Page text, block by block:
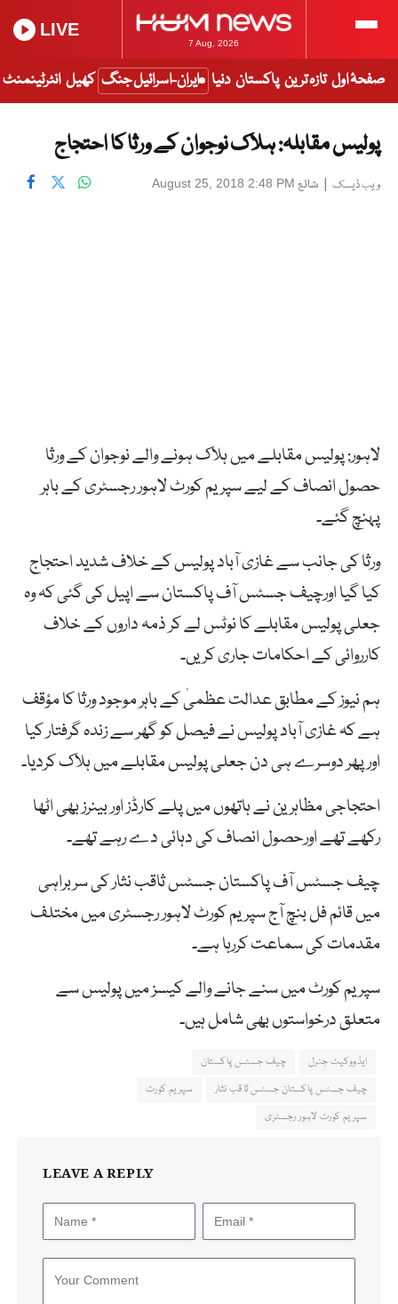
7 Aug, 2026
LIVE
صفحۂ اول تازہ ترین پاکستان دنیا ایران-اسرائیل جنگ کھیل انٹرٹینمنٹ
پولیس مقابلہ: ہلاک نوجوان کے ورثا کا احتجاج
ویب ڈیسک | شائع August 25, 2018 2:48 PM
لاہور: پولیس مقابلے میں ہلاک ہونے والے نوجوان کے ورثا
حصول انصاف کے لیے سپریم کورٹ لاہور رجسٹری کے باہر
پہنچ گئے۔
ورثا کی جانب سے غازی آباد پولیس کے خلاف شدید احتجاج
کیا گیا اورچیف جسٹس آف پاکستان سے اپیل کی گئی کہ وہ
جعلی پولیس مقابلے کا نوٹس لے کر ذمہ داروں کے خلاف
کارروائی کے احکامات جاری کریں۔
ہم نیوز کے مطابق عدالت عظمیٰ کے باہر موجود ورثا کا مؤقف
ہے کہ غازی آباد پولیس نے فیصل کو گھر سے زندہ گرفتار کیا
اور پھر دوسرے ہی دن جعلی پولیس مقابلے میں ہلاک کردیا۔
احتجاجی مظاہرین نے ہاتھوں میں پلے کارڈز اور بینرز بھی اٹھا
رکھے تھے اورحصول انصاف کی دہائی دے رہے تھے۔
چیف جسٹس آف پاکستان جسٹس ثاقب نثار کی سربراہی
میں قائم فل بنچ آج سپریم کورٹ لاہور رجسٹری میں مختلف
مقدمات کی سماعت کررہا ہے۔
سپریم کورٹ میں سنے جانے والے کیسز میں پولیس سے
متعلق درخواستوں بھی شامل ہیں۔
ایڈووکیٹ جنرل
چیف جسٹس پاکستان
چیف جسٹس پاکستان جسٹس ثاقب نثار
سپریم کورٹ
سپریم کورٹ لاہور رجسٹری
LEAVE A REPLY